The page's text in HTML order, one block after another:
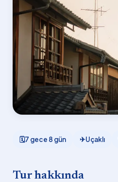
🗓7 gece 8 gün ✈Uçaklı
Tur hakkında